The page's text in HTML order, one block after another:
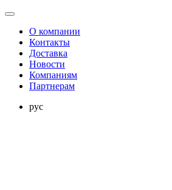
О компании
Контакты
Доставка
Новости
Компаниям
Партнерам
рус